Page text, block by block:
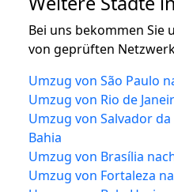
Bei uns bekommen Sie
von geprüften
Umzug von São Paulo
Umzug von Rio de
Umzug von Salvador
Bahia
Umzug von Brasília
Umzug von Fortaleza